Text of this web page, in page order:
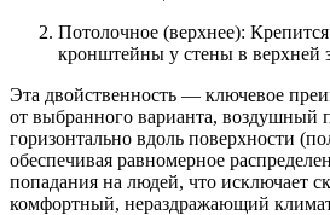
Потолочное (верхнее):
кронштейны у стены в верхней
Эта двойственность — ключевое
от выбранного варианта, воздушный
горизонтально вдоль поверхности
обеспечивая равномерное
попадания на людей, что исключает
комфортный, нераздражающий